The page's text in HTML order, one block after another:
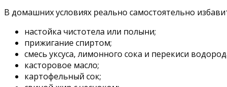
В домашних условиях реально самостоятельно
настойка чистотела или полыни;
прижигание спиртом;
смесь уксуса, лимонного сока и перекиси
касторовое масло;
картофельный сок;